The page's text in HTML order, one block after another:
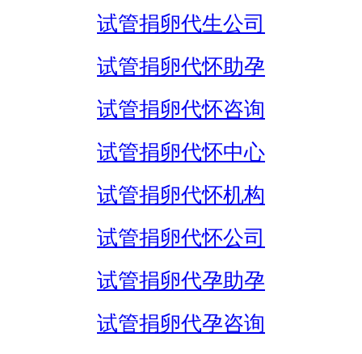
试管捐卵代生公司
试管捐卵代怀助孕
试管捐卵代怀咨询
试管捐卵代怀中心
试管捐卵代怀机构
试管捐卵代怀公司
试管捐卵代孕助孕
试管捐卵代孕咨询